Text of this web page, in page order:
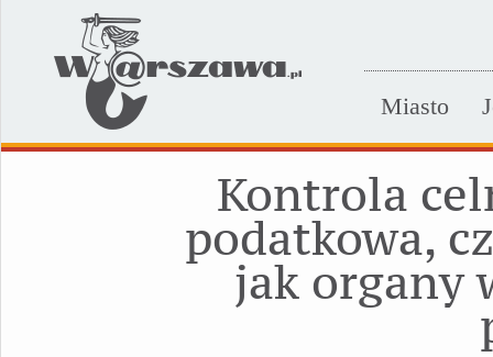
Miasto
Kontrola
podatkowa,
jak organy